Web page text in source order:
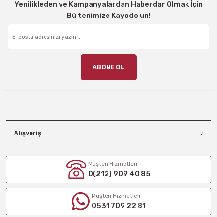
Yenilikleden ve Kampanyalardan Haberdar Olmak İçin
Bültenimize Kayodolun!
ABONE OL
Alışveriş
Müşteri Hizmetleri
0(212) 909 40 85
Müşteri Hizmetleri
0531 709 22 81